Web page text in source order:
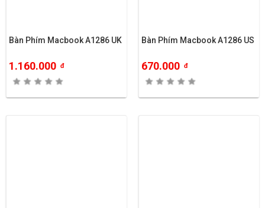
Bàn Phím Macbook A1286 UK
1.160.000 đ
Bàn Phím Macbook A1286 US
670.000 đ